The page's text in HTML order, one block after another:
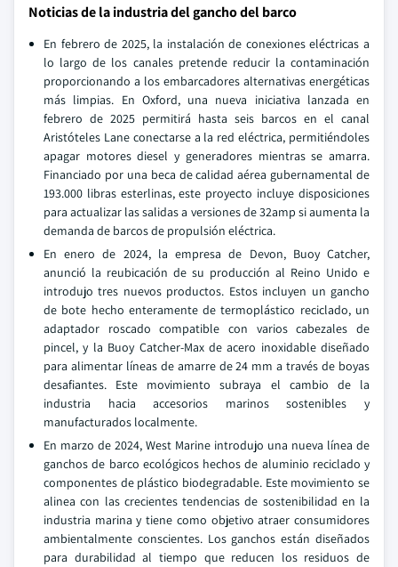
Noticias de la industria del gancho del barco
En febrero de 2025, la instalación de conexiones eléctricas a
lo largo de los canales pretende reducir la contaminación
proporcionando a los embarcadores alternativas energéticas
más limpias. En Oxford, una nueva iniciativa lanzada en
febrero de 2025 permitirá hasta seis barcos en el canal
Aristóteles Lane conectarse a la red eléctrica, permitiéndoles
apagar motores diesel y generadores mientras se amarra.
Financiado por una beca de calidad aérea gubernamental de
193.000 libras esterlinas, este proyecto incluye disposiciones
para actualizar las salidas a versiones de 32amp si aumenta la
demanda de barcos de propulsión eléctrica.
En enero de 2024, la empresa de Devon, Buoy Catcher,
anunció la reubicación de su producción al Reino Unido e
introdujo tres nuevos productos. Estos incluyen un gancho
de bote hecho enteramente de termoplástico reciclado, un
adaptador roscado compatible con varios cabezales de
pincel, y la Buoy Catcher-Max de acero inoxidable diseñado
para alimentar líneas de amarre de 24 mm a través de boyas
desafiantes. Este movimiento subraya el cambio de la
industria hacia accesorios marinos sostenibles y
manufacturados localmente.
En marzo de 2024, West Marine introdujo una nueva línea de
ganchos de barco ecológicos hechos de aluminio reciclado y
componentes de plástico biodegradable. Este movimiento se
alinea con las crecientes tendencias de sostenibilidad en la
industria marina y tiene como objetivo atraer consumidores
ambientalmente conscientes. Los ganchos están diseñados
para durabilidad al tiempo que reducen los residuos de